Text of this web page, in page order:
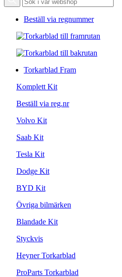
Beställ via regnummer
Torkarblad Fram
Komplett Kit
Beställ via reg.nr
Volvo Kit
Saab Kit
Tesla Kit
Dodge Kit
BYD Kit
Övriga bilmärken
Blandade Kit
Styckvis
Heyner Torkarblad
ProParts Torkarblad